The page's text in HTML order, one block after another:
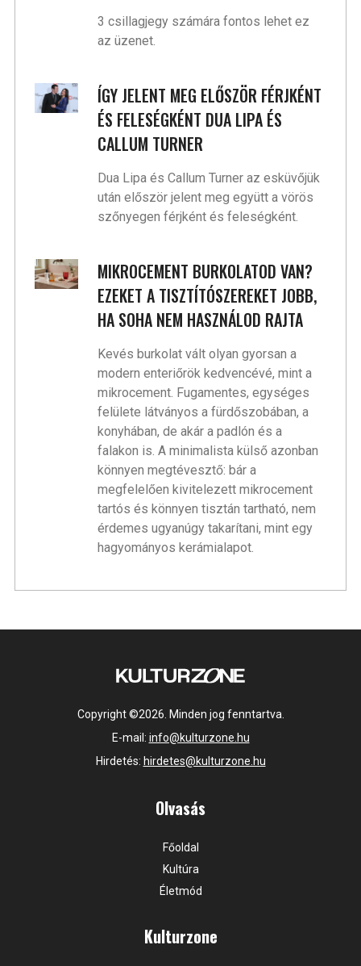
3 csillagjegy számára fontos lehet ez
az üzenet.
ÍGY JELENT MEG ELŐSZÖR FÉRJKÉNT
ÉS FELESÉGKÉNT DUA LIPA ÉS
CALLUM TURNER
Dua Lipa és Callum Turner az esküvőjük
után először jelent meg együtt a vörös
szőnyegen férjként és feleségként.
MIKROCEMENT BURKOLATOD VAN?
EZEKET A TISZTÍTÓSZEREKET JOBB,
HA SOHA NEM HASZNÁLOD RAJTA
Kevés burkolat vált olyan gyorsan a
modern enteriőrök kedvencévé, mint a
mikrocement. Fugamentes, egységes
felülete látványos a fürdőszobában, a
konyhában, de akár a padlón és a
falakon is. A minimalista külső azonban
könnyen megtévesztő: bár a
megfelelően kivitelezett mikrocement
tartós és könnyen tisztán tartható, nem
érdemes ugyanúgy takarítani, mint egy
hagyományos kerámialapot.
Copyright ©2026. Minden jog fenntartva.
E-mail: info@kulturzone.hu
Hirdetés: hirdetes@kulturzone.hu
Olvasás
Főoldal
Kultúra
Életmód
Kulturzone